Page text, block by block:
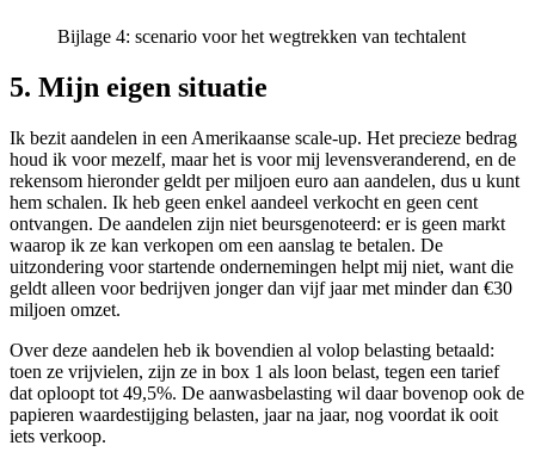
Bijlage 4: scenario voor het wegtrekken van techtalent
5. Mijn eigen situatie
Ik bezit aandelen in een Amerikaanse scale-up. Het precieze bedrag
houd ik voor mezelf, maar het is voor mij levensveranderend, en de
rekensom hieronder geldt per miljoen euro aan aandelen, dus u kunt
hem schalen. Ik heb geen enkel aandeel verkocht en geen cent
ontvangen. De aandelen zijn niet beursgenoteerd: er is geen markt
waarop ik ze kan verkopen om een aanslag te betalen. De
uitzondering voor startende ondernemingen helpt mij niet, want die
geldt alleen voor bedrijven jonger dan vijf jaar met minder dan €30
miljoen omzet.
Over deze aandelen heb ik bovendien al volop belasting betaald:
toen ze vrijvielen, zijn ze in box 1 als loon belast, tegen een tarief
dat oploopt tot 49,5%. De aanwasbelasting wil daar bovenop ook de
papieren waardestijging belasten, jaar na jaar, nog voordat ik ooit
iets verkoop.